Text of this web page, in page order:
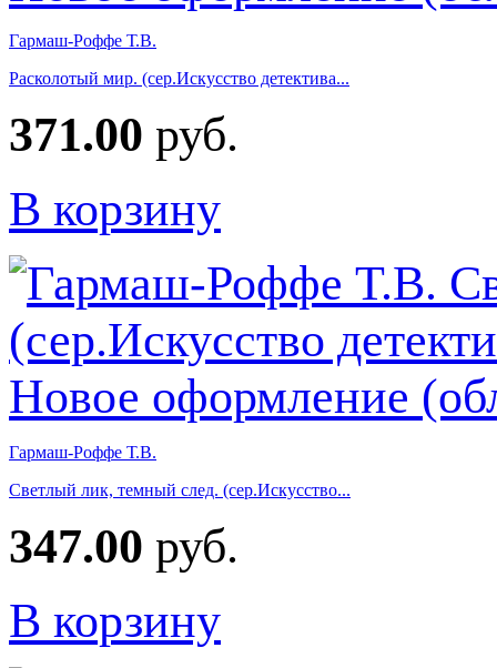
Гармаш-Роффе Т.В.
Расколотый мир. (сер.Искусство детектива...
371.00 руб.
В корзину
Гармаш-Роффе Т.В.
Светлый лик, темный след. (сер.Искусство...
347.00 руб.
В корзину